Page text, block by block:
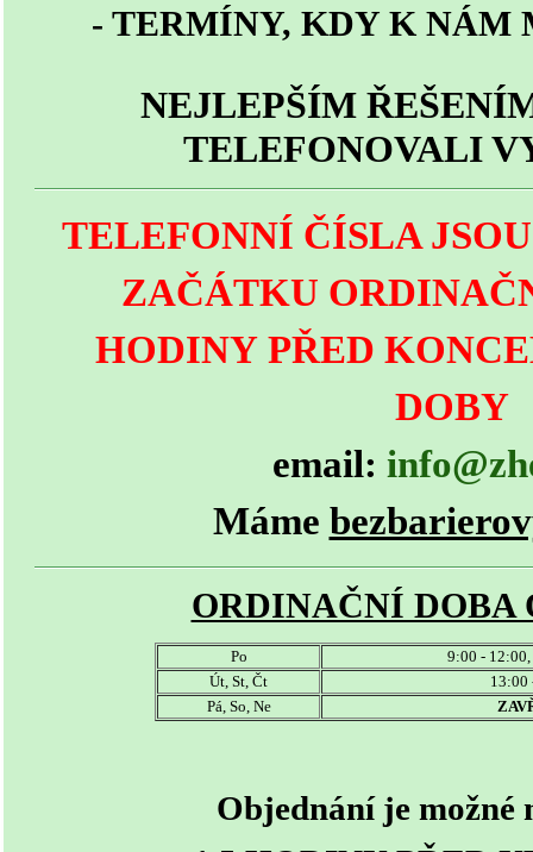
- TERMÍNY, KDY K NÁM
NEJLEPŠÍM
TELEFONOVALI
TELEFONNÍ ČÍSLA
ZAČÁTKU
HODINY PŘED
DOBY
email:
Máme
ORDINAČNÍ DOBA
Po
9:00 -
Út, St, Čt
13:00
Pá, So, Ne
Objednání je možné